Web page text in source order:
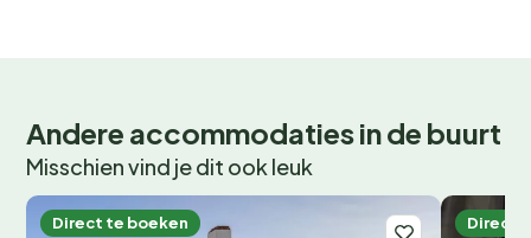
Andere accommodaties in de buurt
Misschien vind je dit ook leuk
Direct te boeken Direct